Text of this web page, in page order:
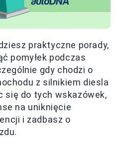
praktyczne porady,
pomyłek podczas
gdy chodzi o
z silnikiem diesla
się do tych wskazówek,
na uniknięcie
i zadbasz o